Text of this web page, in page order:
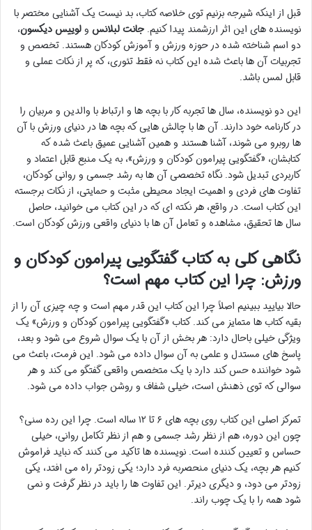
قبل از اینکه شیرجه بزنیم توی خلاصه کتاب، بد نیست یک آشنایی مختصر با
نویسنده های این اثر ارزشمند پیدا کنیم. جانت لبلانس ولوییس دیکسون،
دو اسم شناخته شده در حوزه ورزش و آموزش کودکان هستند. تخصص و
تجربیات آن ها باعث شده این کتاب نه فقط تئوری، که پر از نکات عملی و
قابل لمس باشد.
این دو نویسنده، سال ها تجربه کار با بچه ها و ارتباط با والدین و مربیان را
در کارنامه خود دارند. آن ها با چالش هایی که بچه ها در دنیای ورزش با آن
ها روبرو می شوند، آشنا هستند و همین آشنایی عمیق باعث شده که
کتابشان، «گفتگویی پیرامون کودکان و ورزش»، به یک منبع قابل اعتماد و
کاربردی تبدیل شود. نگاه تخصصی آن ها به رشد جسمی و روانی کودکان،
تفاوت های فردی و اهمیت ایجاد محیطی مثبت و حمایتی، از نکات برجسته
این کتاب است. در واقع، هر نکته ای که در این کتاب می خوانید، حاصل
سال ها تحقیق، مشاهده و تعامل آن ها با دنیای واقعی ورزش کودکان است.
نگاهی کلی به کتاب گفتگویی پیرامون کودکان و
ورزش: چرا این کتاب مهم است؟
حالا بیایید ببینیم اصلاً چرا این کتاب این قدر مهم است و چه چیزی آن را از
بقیه کتاب ها متمایز می کند. کتاب «گفتگویی پیرامون کودکان و ورزش» یک
ویژگی خیلی باحال دارد: هر بخش از آن با یک سوال شروع می شود و بعد،
پاسخ های مستدل و علمی به آن سوال داده می شود. این فرمت، باعث می
شود خواننده حس کند دارد با یک متخصص واقعی گفتگو می کند و هر
سوالی که توی ذهنش است، خیلی شفاف و روشن جواب داده می شود.
تمرکز اصلی این کتاب روی بچه های ۶ تا ۱۲ ساله است. چرا این رده سنی؟
چون این دوره، هم از نظر رشد جسمی و هم از نظر تکامل روانی، خیلی
حساس و تعیین کننده است. نویسنده ها تاکید می کنند که نباید فراموش
کنیم هر بچه، یک دنیای منحصربه فرد دارد؛ یکی زودتر راه می افتد، یکی
زودتر می دود، و دیگری دیرتر. این تفاوت ها را باید در نظر گرفت و نمی
شود همه را با یک چوب راند.